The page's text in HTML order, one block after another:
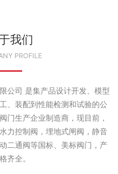
我们
PROFILE
公司 是集产品设计开发、模型
、装配到性能检测和试验的公
门生产企业制造商，现目前，
力控制阀，埋地式闸阀，静音
二通阀等国标、美标阀门，产
齐全。